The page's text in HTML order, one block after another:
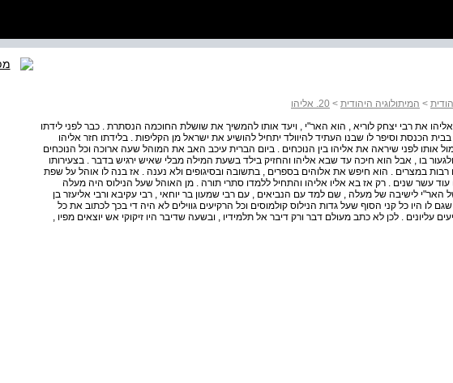
> המיתולוגיה היהודית > 20. אליהו
את רבי יצחק לוריא , הוא האר"י , ויעד אותו להמשיך את שושלת החוכמה הנסתרת . כבר לפני לידתו
הכנסת וסיפר לו שבנו העתיד להיוולד יתחיל להושיע את ישראל מן הקליפות . בלידתו חזר אליהו
אותו לפני שיראה את אליהו בין הנוכחים . ביום הברית עיכב האב את המוהל שעה ארוכה וכל הנוכחים
בו , אבל הוא חיכה עד שבא אליהו והחזיק בילד בשעת המילה מבלי שאיש ירגיש בדבר . בצעירותו
במצרים . הוא חיפש את אלוהים בספרים , בתשובה ובסיגופים ולא נענה . אז בנה לו אוהל על שפת
עוד עשר שנים . רק אז בא אליו אליהו והתחיל ללמדו סתרי תורה . מן האוהל שעל הנילוס היה מעלה
האר"י לישיבה של מעלה , שם למד עם הנביאים , עם רבי שמעון בר יוחאי , רבי עקיבא ורבי אליעזר בן
לו היו כל קני הסוף שעל גדות הנילוס קולמוסים וכל הרקיעים גווילים לא היה די בכך לכתוב את כל
עליונים . לכן לא כתב מעולם דבר ורק דיבר אל תלמידיו , ובשעה שדיבר היו זיקוקי אש יוצאים מפיו ,